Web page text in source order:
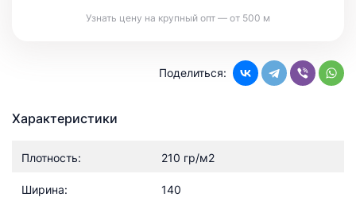
Узнать цену на крупный опт — от 500 м
Поделиться:
Характеристики
Плотность: 210 гр/м2
Ширина: 140